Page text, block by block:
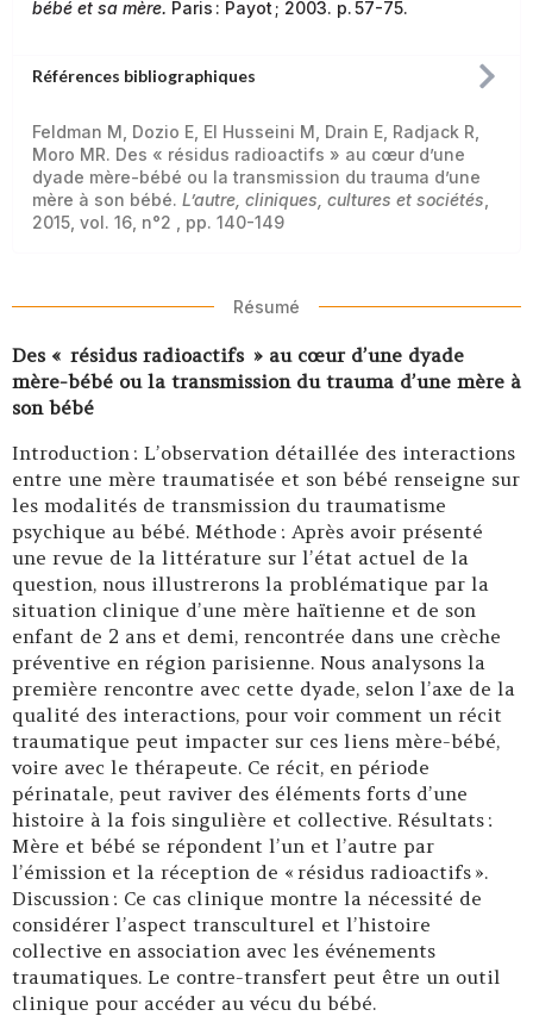
bébé et sa mère. Paris : Payot ; 2003. p. 57-75.
Références bibliographiques
Feldman M, Dozio E, El Husseini M, Drain E, Radjack R,
Moro MR. Des « résidus radioactifs » au cœur d’une
dyade mère-bébé ou la transmission du trauma d’une
mère à son bébé. L’autre, cliniques, cultures et sociétés
2015, vol. 16, n°2 , pp. 140-149
Résumé
Des « résidus radioactifs » au cœur d’une dyade
mère-bébé ou la transmission du trauma d’une mère à
son bébé
Introduction : L’observation détaillée des interactions
entre une mère traumatisée et son bébé renseigne sur
les modalités de transmission du traumatisme
psychique au bébé. Méthode : Après avoir présenté
une revue de la littérature sur l’état actuel de la
question, nous illustrerons la problématique par la
situation clinique d’une mère haïtienne et de son
enfant de 2 ans et demi, rencontrée dans une crèche
préventive en région parisienne. Nous analysons la
première rencontre avec cette dyade, selon l’axe de la
qualité des interactions, pour voir comment un récit
traumatique peut impacter sur ces liens mère-bébé,
voire avec le thérapeute. Ce récit, en période
périnatale, peut raviver des éléments forts d’une
histoire à la fois singulière et collective. Résultats :
Mère et bébé se répondent l’un et l’autre par
l’émission et la réception de « résidus radioactifs ».
Discussion : Ce cas clinique montre la nécessité de
considérer l’aspect transculturel et l’histoire
collective en association avec les événements
traumatiques. Le contre-transfert peut être un outil
clinique pour accéder au vécu du bébé.